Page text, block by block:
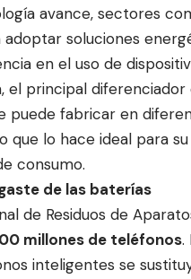
avance, sectores
adoptar soluciones
en el uso de
el principal
puede fabricar en
que lo hace ideal para
consumo.
de las baterías
de Residuos de
millones de teléfonos.
inteligentes se